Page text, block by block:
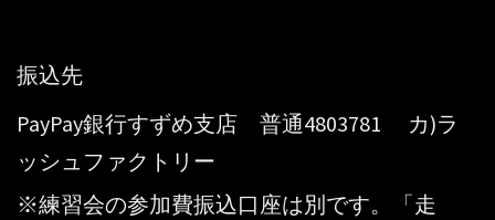
振込先
PayPay銀行すずめ支店 普通4803781 カ)ラ
ッシュファクトリー
※練習会の参加費振込口座は別です。「走